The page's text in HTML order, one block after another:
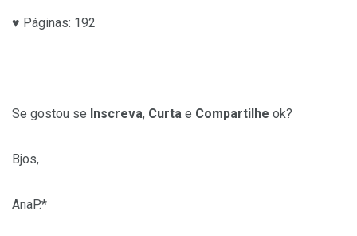
♥ Páginas: 192
Se gostou se Inscreva, Curta e Compartilhe ok?
Bjos,
AnaP.*